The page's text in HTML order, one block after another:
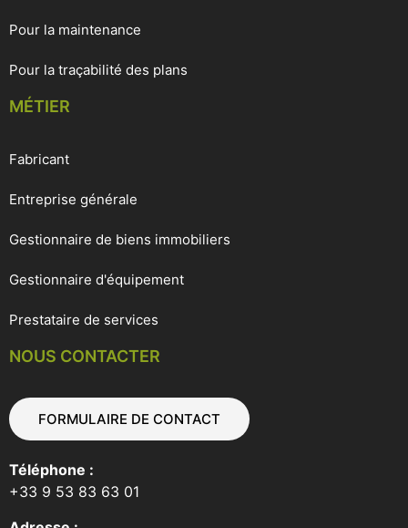
Pour la maintenance
Pour la traçabilité des plans
MÉTIER
Fabricant
Entreprise générale
Gestionnaire de biens immobiliers
Gestionnaire d'équipement
Prestataire de services
NOUS CONTACTER
FORMULAIRE DE CONTACT
Téléphone :
+33 9 53 83 63 01